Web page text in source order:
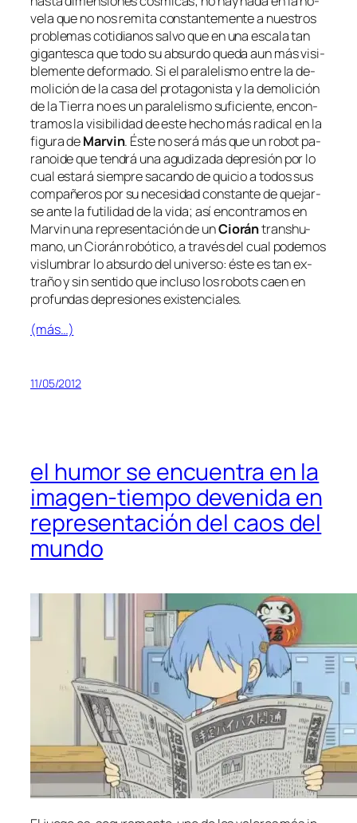
ve­la que no nos re­mi­ta cons­tan­te­men­te a nues­tros
pro­ble­mas co­ti­dia­nos sal­vo que en una es­ca­la tan
gi­gan­tes­ca que to­do su ab­sur­do que­da aun más vi­si­
ble­men­te de­for­ma­do. Si el pa­ra­le­lis­mo en­tre la de­
mo­li­ción de la ca­sa del pro­ta­go­nis­ta y la de­mo­li­ción
de la Tierra no es un pa­ra­le­lis­mo su­fi­cien­te, en­con­
tra­mos la vi­si­bi­li­dad de es­te he­cho más ra­di­cal en la
fi­gu­ra deMarvin. Éste no se­rá más que un ro­bot pa­
ra­noi­de que ten­drá una agu­di­za­da de­pre­sión por lo
cual es­ta­rá siem­pre sa­can­do de qui­cio a to­dos sus
com­pa­ñe­ros por su ne­ce­si­dad cons­tan­te de que­jar­
se an­te la fu­ti­li­dad de la vi­da; así en­con­tra­mos en
Marvin una re­pre­sen­ta­ción de unCiorántrans­hu­
mano, un Ciorán ro­bó­ti­co, a tra­vés del cual po­de­mos
vis­lum­brar lo ab­sur­do del uni­ver­so: és­te es tan ex­
tra­ño y sin sen­ti­do que in­clu­so los ro­bots caen en
pro­fun­das de­pre­sio­nes existenciales.
(más…)
11/05/2012
el humor se encuentra en la
imagen-tiempo devenida en
representación del caos del
mundo